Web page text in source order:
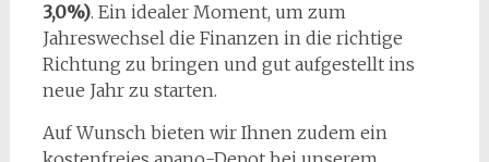
3,0%). Ein idealer Moment, um zum
Jahreswechsel die Finanzen in die richtige
Richtung zu bringen und gut aufgestellt ins
neue Jahr zu starten.
Auf Wunsch bieten wir Ihnen zudem ein